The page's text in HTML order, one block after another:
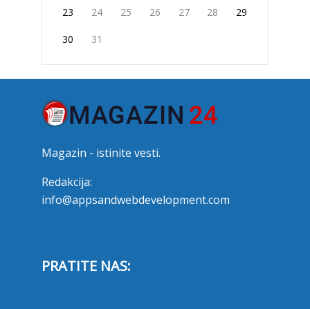
23 24 25 26 27 28 29
30 31
Magazin - istinite vesti.
Redakcija:
info@appsandwebdevelopment.com
PRATITE NAS: